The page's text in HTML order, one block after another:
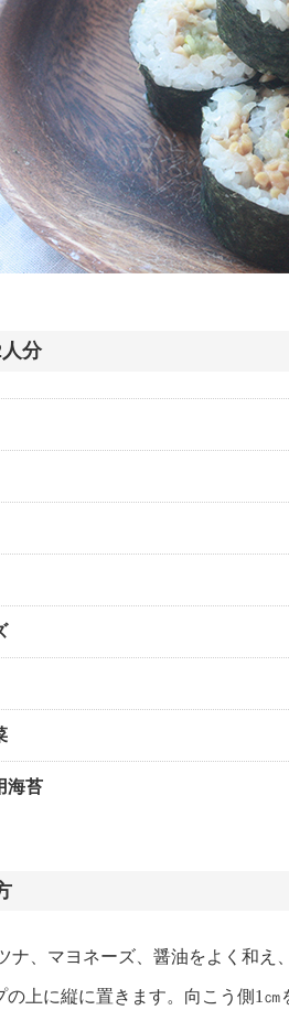
分
海苔
ナ、マヨネーズ、醤油をよく和え
の上に縦に置きます。向こう側1